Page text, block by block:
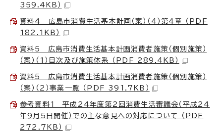
359.4KB）
資料4 広島市消費生活基本計画（案）（4）第4章 （PDF
182.1KB）
資料5 広島市消費生活基本計画消費者施策（個別施策）
（案）（1）目次及び施策体系 （PDF 289.4KB）
資料5 広島市消費生活基本計画消費者施策（個別施策）
（案）（2）事業一覧 （PDF 391.7KB）
参考資料1 平成24年度第2回消費生活審議会（平成24
年9月5日開催）での主な意見への対応について （PDF
272.7KB）